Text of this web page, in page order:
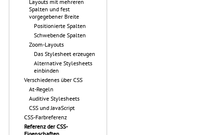
Layouts mit mehreren
Spalten und fest
vorgegebener Breite
Positionierte Spalten
Schwebende Spalten
Zoom-Layouts
Das Stylesheet erzeugen
Alternative Stylesheets
einbinden
Verschiedenes über CSS
At-Regeln
Auditive Stylesheets
CSS und JavaScript
CSS-Farbreferenz
Referenz der CSS-